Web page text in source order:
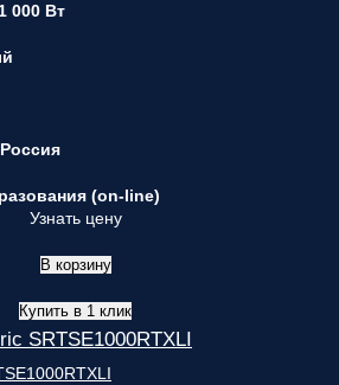
000 Вт
Россия
(on-line)
Узнать цену
В корзину
Купить в 1 клик
SRTSE1000RTXLI